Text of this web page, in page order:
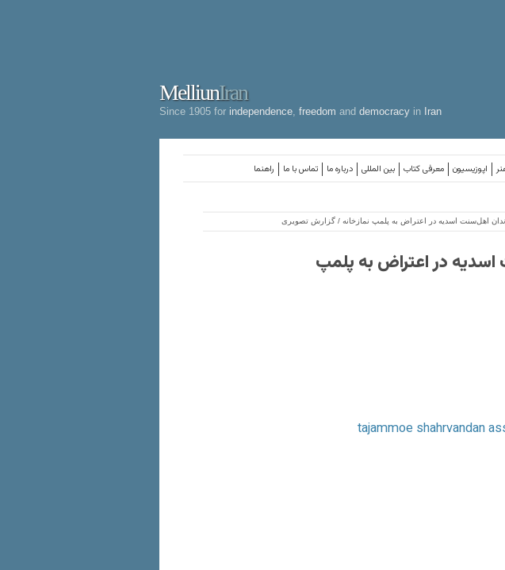
MelliunIran
Since 1905 for independence freedom and democracy in Iran
راهنما تماس با ما درباره ما بین المللی معرفی کتاب اپوزیسیون
اهل‌سنت اسدیه در اعتراض به پلمپ نمازخانه / گزارش تصویری
در اعتراض به پلمپ